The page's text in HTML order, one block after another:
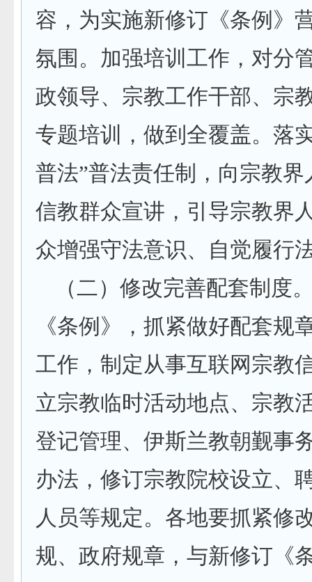
容，为实施新修订《条例》
氛围。加强培训工作，对分
政领导、宗教工作干部、宗
专题培训，做到全覆盖。落
普法”普法责任制，向宗教界
信教群众宣讲，引导宗教界
众增强守法意识、自觉履行
（二）修改完善配套制度
《条例》，抓紧做好配套规
工作，制定从事互联网宗教
立宗教临时活动地点、宗教
登记管理、伊斯兰教朝觐事
办法，修订宗教院校设立、
人员等规定。各地要抓紧修
规、政府规章，与新修订《